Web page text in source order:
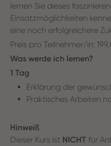
lernen Sie dieses
Einsatzmöglichkeiten
eine noch erfolgreichere
Preis pro Teilnehmer/in:
Was werde ich lernen?
1 Tag
Erklärung der
Praktisches Arbeiten
Hinweiß
Dieser Kurs ist NICHT für